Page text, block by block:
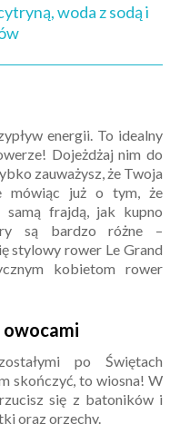
woda z sodą i
energii. To idealny
Dojeżdżaj nim do
zauważysz, że Twoja
mówiąc już o tym, że
frajdą, jak kupno
są bardzo różne –
stylowy rower Le Grand
kobietom rower
owocami
po Świętach
skończyć, to wiosna! W
się z batoników i
oraz orzechy.